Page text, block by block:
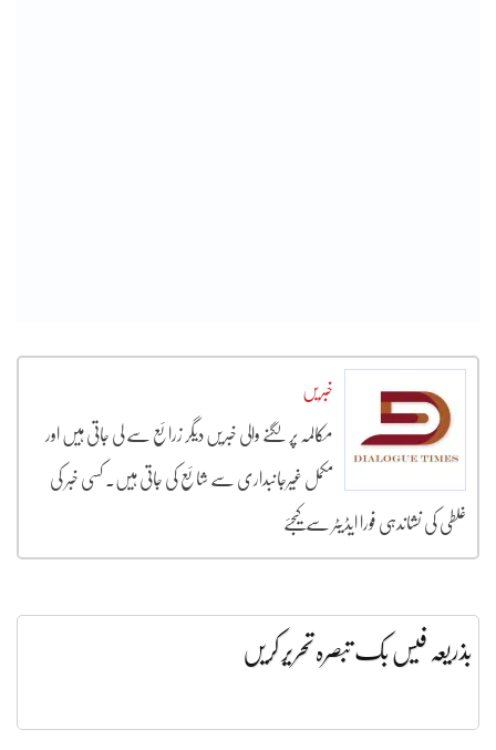
خبریں
مکالمہ پر لگنے والی خبریں دیگر زرائع سے لی جاتی ہیں اور
مکمل غیرجانبداری سے شائع کی جاتی ہیں۔ کسی خبر کی
غلطی کی نشاندہی فورا ایڈیٹر سے کیجئے
بذریعہ فیس بک تبصرہ تحریر کریں